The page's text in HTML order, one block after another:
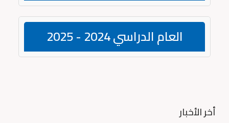
العام الدراسي 2024 - 2025
أخر الأخبار